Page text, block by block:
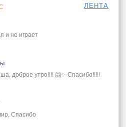
ЛЕНТА
и не играет
доброе утро!!!! 🤗✨ Спасибо!!!!!
Спасибо